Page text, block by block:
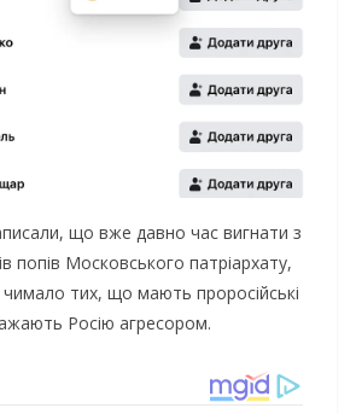
що вже давно час вигнати з
попів Московського патріархату,
тих, що мають проросійські
Росію агресором.